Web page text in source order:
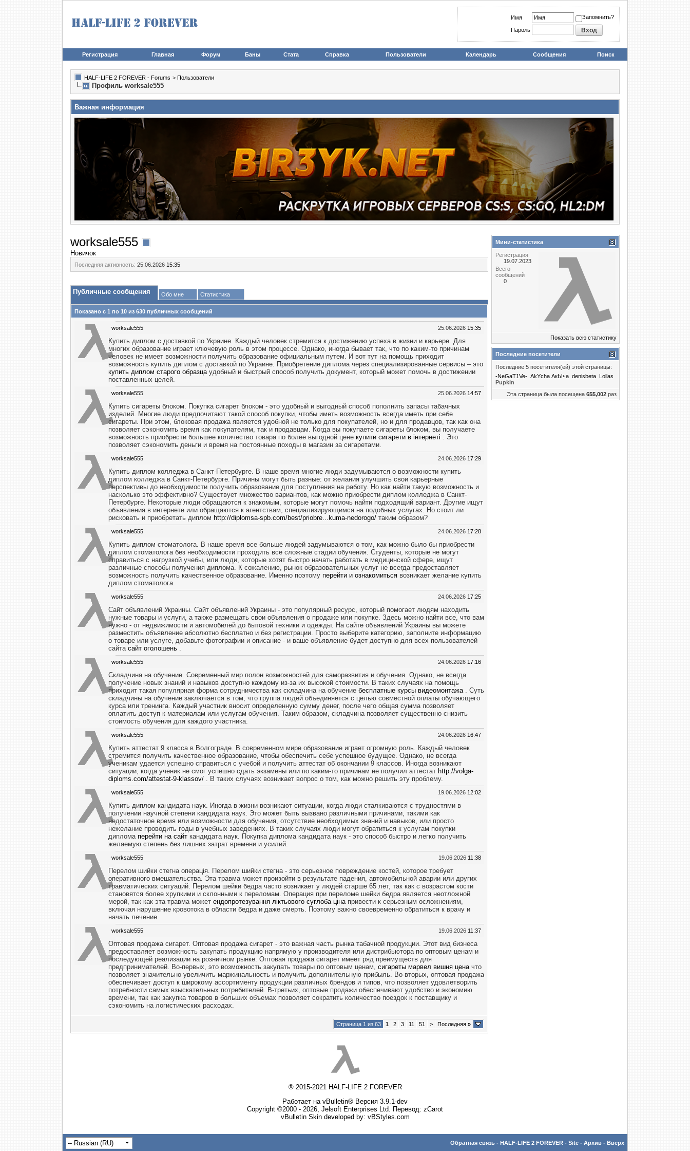
Имя Запомнить?
Пароль
Регистрация Главная Форум Баны Стата Справка Пользователи Календарь Сообщения Поиск
HALF-LIFE 2 FOREVER - Forums > Пользователи
Профиль worksale555
Важная информация
worksale555
Новичок
Последняя активность: 25.06.2026 15:35
Публичные сообщения Обо мне Статистика
Показано с 1 по 10 из 630 публичных сообщений
25.06.2026 15:35
worksale555
Купить диплом с доставкой по Украине. Каждый человек стремится к достижению успеха в жизни и карьере. Для
многих образование играет ключевую роль в этом процессе. Однако, иногда бывает так, что по каким-то причинам
человек не имеет возможности получить образование официальным путем. И вот тут на помощь приходит
возможность купить диплом с доставкой по Украине. Приобретение диплома через специализированные сервисы – это
купить диплом старого образцаудобный и быстрый способ получить документ, который может помочь в достижении
поставленных целей.
25.06.2026 14:57
worksale555
Купить сигареты блоком. Покупка сигарет блоком - это удобный и выгодный способ пополнить запасы табачных
изделий. Многие люди предпочитают такой способ покупки, чтобы иметь возможность всегда иметь при себе
сигареты. При этом, блоковая продажа является удобной не только для покупателей, но и для продавцов, так как она
позволяет сэкономить время как покупателям, так и продавцам. Когда вы покупаете сигареты блоком, вы получаете
возможность приобрести большее количество товара по более выгодной цене купити сигарети в інтернеті . Это
позволяет сэкономить деньги и время на постоянные походы в магазин за сигаретами.
24.06.2026 17:29
worksale555
Купить диплом колледжа в Санкт-Петербурге. В наше время многие люди задумываются о возможности купить
диплом колледжа в Санкт-Петербурге. Причины могут быть разные: от желания улучшить свои карьерные
перспективы до необходимости получить образование для поступления на работу. Но как найти такую возможность и
насколько это эффективно? Существует множество вариантов, как можно приобрести диплом колледжа в Санкт-
Петербурге. Некоторые люди обращаются к знакомым, которые могут помочь найти подходящий вариант. Другие ищут
объявления в интернете или обращаются к агентствам, специализирующимся на подобных услугах. Но стоит ли
рисковать и приобретать диплом http://diplomsa-spb.com/best/priobre...kuma-nedorogo/ таким образом?
24.06.2026 17:28
worksale555
Купить диплом стоматолога. В наше время все больше людей задумываются о том, как можно было бы приобрести
диплом стоматолога без необходимости проходить все сложные стадии обучения. Студенты, которые не могут
справиться с нагрузкой учебы, или люди, которые хотят быстро начать работать в медицинской сфере, ищут
различные способы получения диплома. К сожалению, рынок образовательных услуг не всегда предоставляет
возможность получить качественное образование. Именно поэтому перейти и ознакомиться возникает желание купить
диплом стоматолога.
24.06.2026 17:25
worksale555
Сайт объявлений Украины. Сайт объявлений Украины - это популярный ресурс, который помогает людям находить
нужные товары и услуги, а также размещать свои объявления о продаже или покупке. Здесь можно найти все, что вам
нужно - от недвижимости и автомобилей до бытовой техники и одежды. На сайте объявлений Украины вы можете
разместить объявление абсолютно бесплатно и без регистрации. Просто выберите категорию, заполните информацию
о товаре или услуге, добавьте фотографии и описание - и ваше объявление будет доступно для всех пользователей
сайта сайт оголошень .
24.06.2026 17:16
worksale555
Складчина на обучение. Современный мир полон возможностей для саморазвития и обучения. Однако, не всегда
получение новых знаний и навыков доступно каждому из-за их высокой стоимости. В таких случаях на помощь
приходит такая популярная форма сотрудничества как складчина на обучение бесплатные курсы видеомонтажа. Суть
складчины на обучение заключается в том, что группа людей объединяется с целью совместной оплаты обучающего
курса или тренинга. Каждый участник вносит определенную сумму денег, после чего общая сумма позволяет
оплатить доступ к материалам или услугам обучения. Таким образом, складчина позволяет существенно снизить
стоимость обучения для каждого участника.
24.06.2026 16:47
worksale555
Купить аттестат 9 класса в Волгограде. В современном мире образование играет огромную роль. Каждый человек
стремится получить качественное образование, чтобы обеспечить себе успешное будущее. Однако, не всегда
ученикам удается успешно справиться с учебой и получить аттестат об окончании 9 классов. Иногда возникают
ситуации, когда ученик не смог успешно сдать экзамены или по каким-то причинам не получил аттестат http://volga-
diploms.com/attestat-9-klassov/ . В таких случаях возникает вопрос о том, как можно решить эту проблему.
19.06.2026 12:02
worksale555
Купить диплом кандидата наук. Иногда в жизни возникают ситуации, когда люди сталкиваются с трудностями в
получении научной степени кандидата наук. Это может быть вызвано различными причинами, такими как
недостаточное время или возможности для обучения, отсутствие необходимых знаний и навыков, или просто
нежелание проводить годы в учебных заведениях. В таких случаях люди могут обратиться к услугам покупки
диплома перейти на сайт кандидата наук. Покупка диплома кандидата наук - это способ быстро и легко получить
желаемую степень без лишних затрат времени и усилий.
19.06.2026 11:38
worksale555
Перелом шийки стегна операція. Перелом шийки стегна - это серьезное повреждение костей, которое требует
оперативного вмешательства. Эта травма может произойти в результате падения, автомобильной аварии или других
травматических ситуаций. Перелом шейки бедра часто возникает у людей старше 65 лет, так как с возрастом кости
становятся более хрупкими и склонными к переломам. Операция при переломе шейки бедра является неотложной
мерой, так как эта травма может ендопротезування ліктьового суглоба цінапривести к серьезным осложнениям,
включая нарушение кровотока в области бедра и даже смерть. Поэтому важно своевременно обратиться к врачу и
начать лечение.
19.06.2026 11:37
worksale555
Оптовая продажа сигарет. Оптовая продажа сигарет - это важная часть рынка табачной продукции. Этот вид бизнеса
предоставляет возможность закупать продукцию напрямую у производителя или дистрибьютора по оптовым ценам и
последующей реализации на розничном рынке. Оптовая продажа сигарет имеет ряд преимуществ для
предпринимателей. Во-первых, это возможность закупать товары по оптовым ценам, сигареты марвел вишня ценачто
позволяет значительно увеличить маржинальность и получить дополнительную прибыль. Во-вторых, оптовая продажа
обеспечивает доступ к широкому ассортименту продукции различных брендов и типов, что позволяет удовлетворить
потребности самых взыскательных потребителей. В-третьих, оптовые продажи обеспечивают удобство и экономию
времени, так как закупка товаров в больших объемах позволяет сократить количество поездок к поставщику и
сэкономить на логистических расходах.
Страница 1 из 63 1 2 3 11 51 > Последняя »
Мини-статистика
Регистрация
19.07.2023
Всего
сообщений
0
Показать всю статистику
Последние посетители
Последние 5 посетителя(ей) этой страницы:
-NeGaT1Ve- AkYcha АкЫча denisbeta Lollas
Puрkin
Эта страница была посещена 655,002 раз
® 2015-2021 HALF-LIFE 2 FOREVER
Работает на vBulletin® Версия 3.9.1-dev
Copyright ©2000 - 2026, Jelsoft Enterprises Ltd. Перевод: zCarot
vBulletin Skin developed by: vBStyles.com
Обратная связь - HALF-LIFE 2 FOREVER - Site - Архив - Вверх